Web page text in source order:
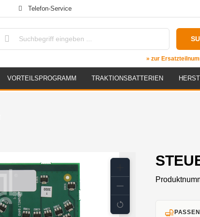
Telefon-Service
» zur
VORTEILSPROGRAMM TRAKTIONSBATTERIEN